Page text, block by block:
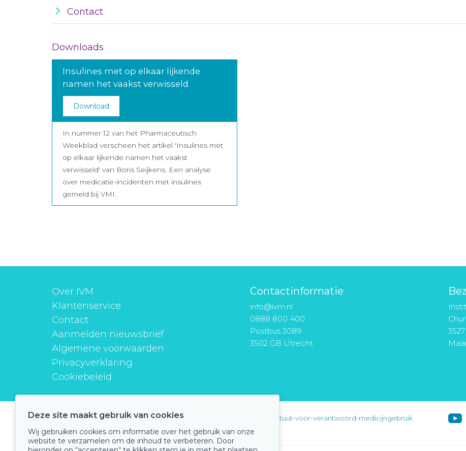
Contact
Downloads
Insulines met op elkaar lijkende
namen het vaakst verwisseld
Download
In nummer 12 van het Pharmaceutisch
Weekblad verscheen het artikel 'Insulines met
op elkaar lijkende namen het vaakst
verwisseld' van Boris Seijkens. Een analyse
over medicatie-incidenten met insulines
gemeld bij VMI.
Over IVM
Klantenservice
Contact
Aanmelden nieuwsbrief
Algemene voorwaarden
Privacyverklaring
Cookiebeleid
Contactinformatie
info@ivm.nl
0888 800 400
Postbus 3089
3502 GB Utrecht
instituutverantwoordmedicijngebruik instituut-voor-verantwoord-medicijngebruik
Deze site maakt gebruik van cookies
Wij gebruiken cookies om informatie over het gebruik van onze
website te verzamelen om de inhoud te verbeteren. Door